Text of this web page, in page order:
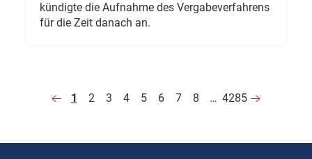
kündigte die Aufnahme des Vergabeverfahrens
für die Zeit danach an.
1 2 3 4 5 6 7 8 … 4285